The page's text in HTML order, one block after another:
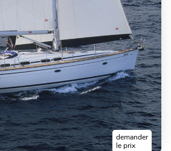
demander
le prix